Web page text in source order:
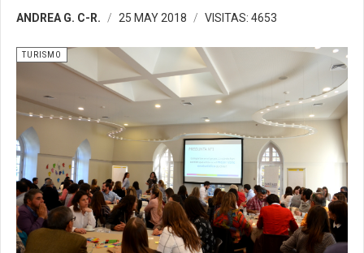
ANDREA G. C-R. 25 MAY 2018 VISITAS: 4653
TURISMO